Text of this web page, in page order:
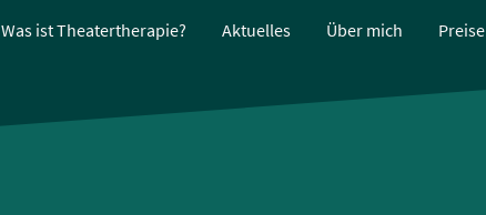
Was ist Theatertherapie? Aktuelles Über mich Preise